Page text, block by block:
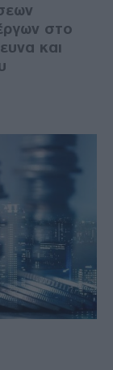
στο
και